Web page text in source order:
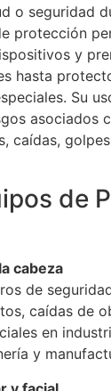
o seguridad
protección
y
hasta
Su
asociados
caídas,
de
cabeza
de
caídas de
en
y